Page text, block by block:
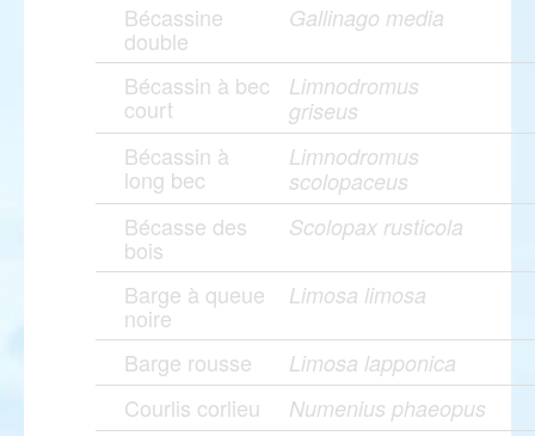
Bécassine
double
Gallinago media
Bécassin à bec
court
Limnodromus
griseus
Bécassin à
long bec
Limnodromus
scolopaceus
Bécasse des
bois
Scolopax rusticola
Barge à queue
noire
Limosa limosa
Barge rousse Limosa lapponica
Courlis corlieu Numenius phaeopus